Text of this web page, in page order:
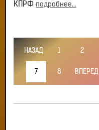
КПРФ подробнее...
НАЗАД 1 2
7 8 ВПЕРЕД